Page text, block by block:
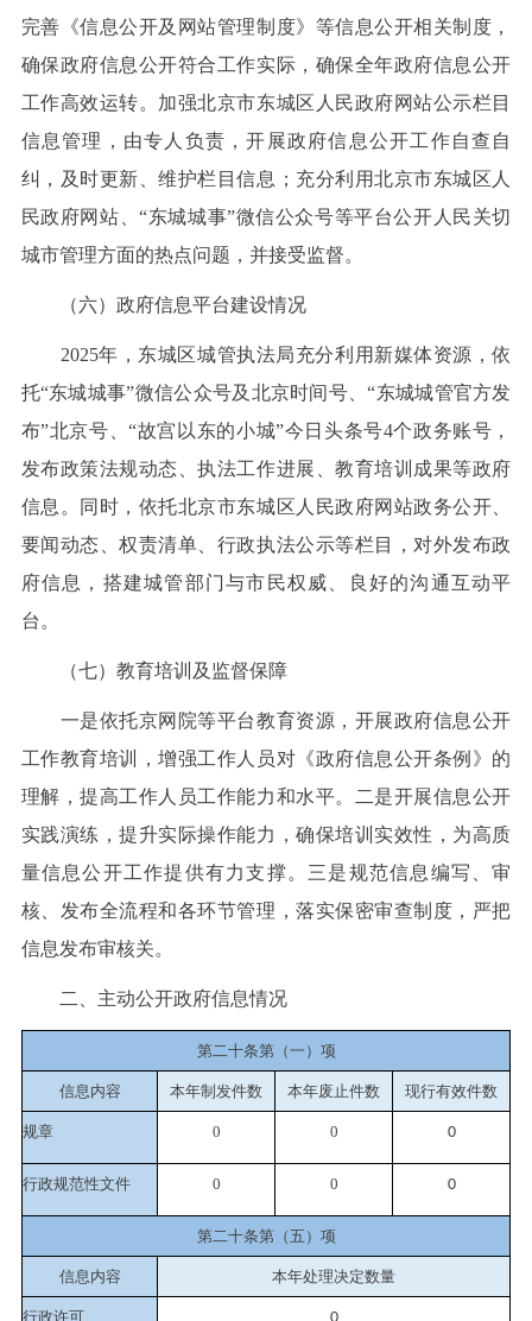
完善《信息公开及网站管理制度》等信息公开相关制度，
确保政府信息公开符合工作实际，确保全年政府信息公开
工作高效运转。加强北京市东城区人民政府网站公示栏目
信息管理，由专人负责，开展政府信息公开工作自查自
纠，及时更新、维护栏目信息；充分利用北京市东城区人
民政府网站、“东城城事”微信公众号等平台公开人民关切
城市管理方面的热点问题，并接受监督。
（六）政府信息平台建设情况
2025年，东城区城管执法局充分利用新媒体资源，依
托“东城城事”微信公众号及北京时间号、“东城城管官方发
布”北京号、“故宫以东的小城”今日头条号4个政务账号，
发布政策法规动态、执法工作进展、教育培训成果等政府
信息。同时，依托北京市东城区人民政府网站政务公开、
要闻动态、权责清单、行政执法公示等栏目，对外发布政
府信息，搭建城管部门与市民权威、良好的沟通互动平
台。
（七）教育培训及监督保障
一是依托京网院等平台教育资源，开展政府信息公开
工作教育培训，增强工作人员对《政府信息公开条例》的
理解，提高工作人员工作能力和水平。二是开展信息公开
实践演练，提升实际操作能力，确保培训实效性，为高质
量信息公开工作提供有力支撑。三是规范信息编写、审
核、发布全流程和各环节管理，落实保密审查制度，严把
信息发布审核关。
二、主动公开政府信息情况
第二十条第（一）项
信息内容 本年制发件数 本年废止件数 现行有效件数
规章 0 0 0
行政规范性文件 0 0 0
第二十条第（五）项
信息内容 本年处理决定数量
行政许可